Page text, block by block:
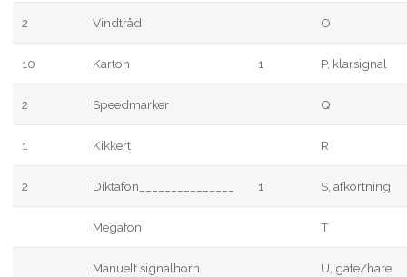
2 Vindtråd O
10 Karton 1 P, klarsignal
2 Speedmarker Q
1 Kikkert R
2 Diktafon_______________ 1 S, afkortning
Megafon T
Manuelt signalhorn U, gate/hare